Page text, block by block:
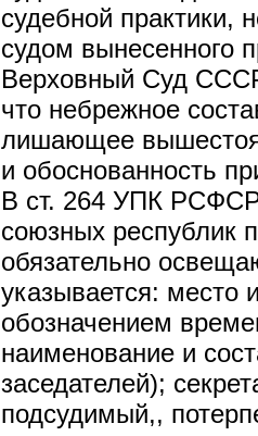
судебной
судом вынесенного
Верховный Суд
что небрежное
лишающее
и обоснованность
В ст. 264 УПК РСФСР
союзных республик
обязательно
указывается: место
обозначением
наименование и
заседателей);
подсудимый,,